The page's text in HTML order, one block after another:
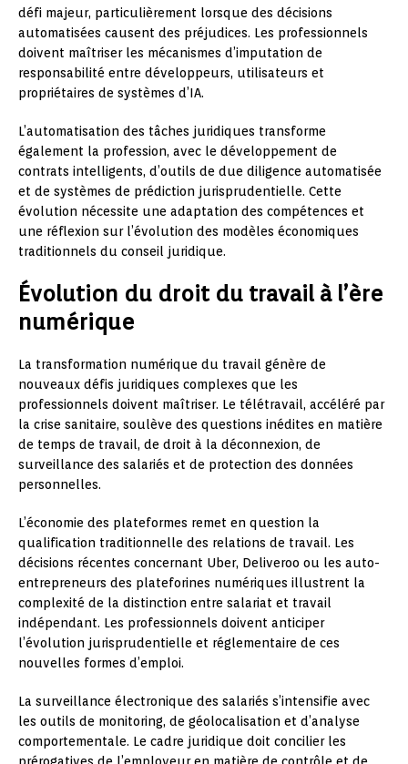
défi majeur, particulièrement lorsque des décisions
automatisées causent des préjudices. Les professionnels
doivent maîtriser les mécanismes d’imputation de
responsabilité entre développeurs, utilisateurs et
propriétaires de systèmes d’IA.
L’automatisation des tâches juridiques transforme
également la profession, avec le développement de
contrats intelligents, d’outils de due diligence automatisée
et de systèmes de prédiction jurisprudentielle. Cette
évolution nécessite une adaptation des compétences et
une réflexion sur l’évolution des modèles économiques
traditionnels du conseil juridique.
Évolution du droit du travail à l’ère
numérique
La transformation numérique du travail génère de
nouveaux défis juridiques complexes que les
professionnels doivent maîtriser. Le télétravail, accéléré par
la crise sanitaire, soulève des questions inédites en matière
de temps de travail, de droit à la déconnexion, de
surveillance des salariés et de protection des données
personnelles.
L’économie des plateformes remet en question la
qualification traditionnelle des relations de travail. Les
décisions récentes concernant Uber, Deliveroo ou les auto-
entrepreneurs des plateforines numériques illustrent la
complexité de la distinction entre salariat et travail
indépendant. Les professionnels doivent anticiper
l’évolution jurisprudentielle et réglementaire de ces
nouvelles formes d’emploi.
La surveillance électronique des salariés s’intensifie avec
les outils de monitoring, de géolocalisation et d’analyse
comportementale. Le cadre juridique doit concilier les
prérogatives de l’employeur en matière de contrôle et de